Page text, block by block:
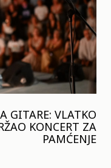
GITARE: VLATKO
KONCERT ZA
PAMĆENJE